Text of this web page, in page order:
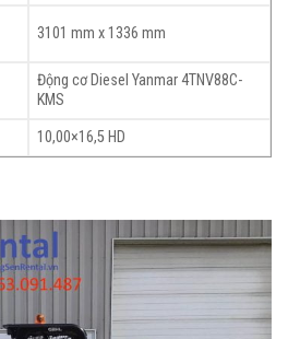
3101 mm x 1336 mm
Động cơ Diesel Yanmar 4TNV88C-
KMS
10,00×16,5 HD